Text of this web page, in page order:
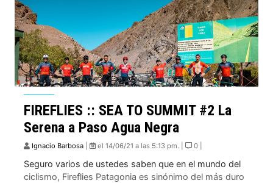
FIREFLIES :: SEA TO SUMMIT #2 La
Serena a Paso Agua Negra
Ignacio Barbosa el 14/06/21 a las 5:13 pm. | 0 |
Seguro varios de ustedes saben que en el mundo del
ciclismo, Fireflies Patagonia es sinónimo del más duro